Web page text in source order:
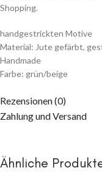
Shopping.
handgestrickten Motive
Material: Jute gefärbt,
Handmade
Farbe: grün/beige
Rezensionen (0)
Zahlung und Versand
Ähnliche